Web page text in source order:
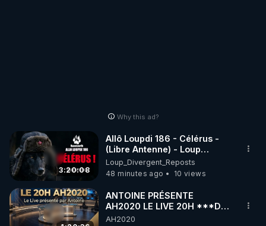
Why this ad?
3:20:08
Allô Loupdi 186 - Célérus -
(Libre Antenne) - Loup
Divergent 2026.08.06
Loup_Divergent_Reposts
48 minutes ago
10 views
ANTOINE PRÉSENTE
AH2020 LE LIVE 20H ***DU
04/08/2026*** 📷LE
AH2020